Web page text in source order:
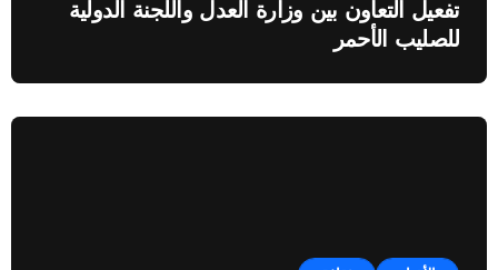
تفعيل التعاون بين وزارة العدل واللجنة الدولية
للصليب الأحمر